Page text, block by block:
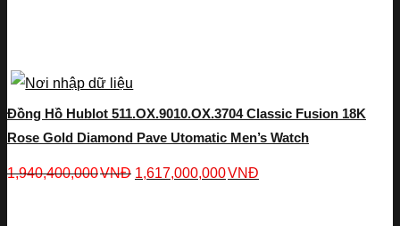
Đồng Hồ Hublot 511.OX.9010.OX.3704 Classic Fusion 18K
Rose Gold Diamond Pave Utomatic Men’s Watch
1,940,400,000VNĐ 1,617,000,000VNĐ